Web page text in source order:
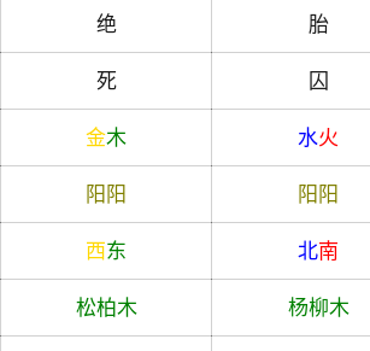
绝 胎
死 囚
金木 水火
阳 阳 阳 阳
西东 北南
松柏木 杨柳木